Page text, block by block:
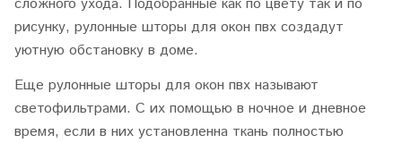
рисунку, рулонные шторы для окон пвх создадут
уютную обстановку в доме.
Еще рулонные шторы для окон пвх называют
светофильтрами. С их помощью в ночное и дневное
время, если в них установленна ткань полностью